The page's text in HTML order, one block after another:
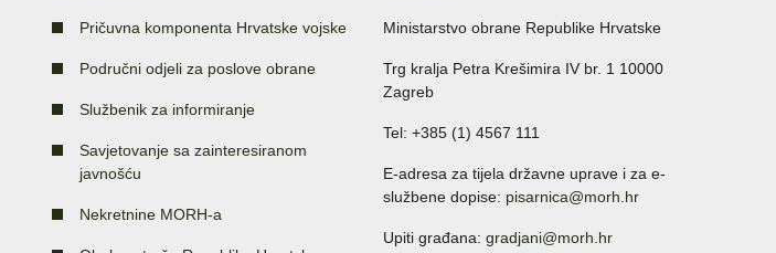
Pričuvna komponenta Hrvatske vojske
Područni odjeli za poslove obrane
Službenik za informiranje
Savjetovanje sa zainteresiranom
javnošću
Nekretnine MORH-a
Ministarstvo obrane Republike Hrvatske
Trg kralja Petra Krešimira IV br. 1 10000
Zagreb
Tel: +385 (1) 4567 111
E-adresa za tijela državne uprave i za e-
službene dopise: pisarnica@morh.hr
Upiti građana: gradjani@morh.hr